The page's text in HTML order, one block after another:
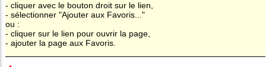
- cliquer avec le bouton droit sur le lien,
- sélectionner "Ajouter aux Favoris..."
ou :
- cliquer sur le lien pour ouvrir la page,
- ajouter la page aux Favoris.